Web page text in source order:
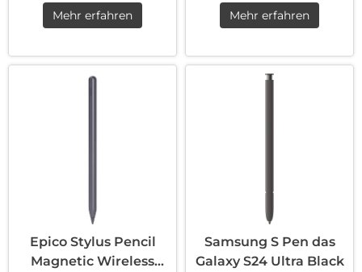
Mehr erfahren Mehr erfahren
Epico Stylus Pencil
Magnetic Wireless
Samsung S Pen das
Galaxy S24 Ultra Black